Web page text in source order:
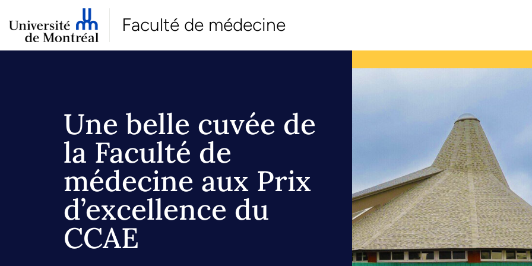
Faculté de médecine
Une belle cuvée de
la Faculté de
médecine aux Prix
d’excellence du
CCAE